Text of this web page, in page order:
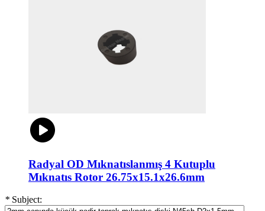
Radyal OD Mıknatıslanmış 4 Kutuplu
Mıknatıs Rotor 26.75x15.1x26.6mm
* Subject: